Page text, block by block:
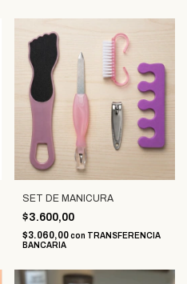
SET DE MANICURA
$3.600,00
$3.060,00con TRANSFERENCIA
BANCARIA